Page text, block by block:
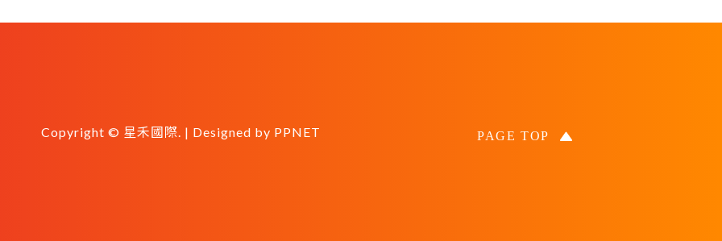
Copyright © 星禾國際. | Designed by PPNET